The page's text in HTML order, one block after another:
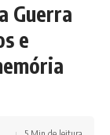
Guerra
e